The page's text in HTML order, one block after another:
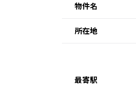
物件名
所在地
最寄駅